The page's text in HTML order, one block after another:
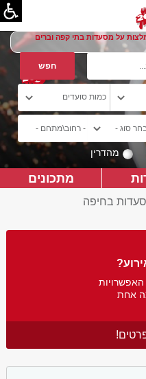
על מסעדות בתי קפה וברים
מהדרין
מתכונים
בחיפה
אחת